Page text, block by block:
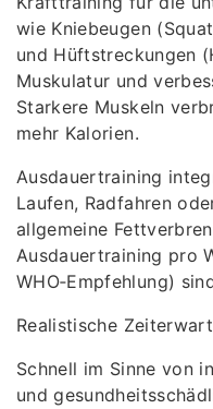
wie Kniebeugen
und Hüftstreckungen
Muskulatur und
Starkere Muskeln
mehr Kalorien.
Ausdauertraining
Laufen, Radfahren
allgemeine
Ausdauertraining pro
WHO‑Empfehlung)
Realistische
Schnell im Sinne von
und